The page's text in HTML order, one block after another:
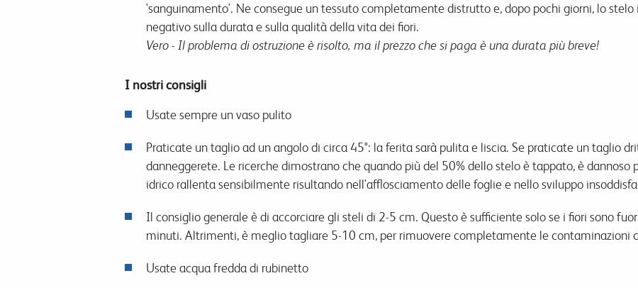
'sanguinamento'. Ne consegue un tessuto completamente distrutto e, dopo pochi giorni, lo
negativo sulla durata e sulla qualità della vita dei fiori.
Vero - Il problema di ostruzione è risolto, ma il prezzo che si paga è una durata più breve!
I nostri consigli
Usate sempre un vaso pulito
Praticate un taglio ad un angolo di circa 45°: la ferita sarà pulita e liscia. Se praticate un taglio
danneggerete. Le ricerche dimostrano che quando più del 50% dello stelo è tappato, è dannoso
idrico rallenta sensibilmente risultando nell'afflosciamento delle foglie e nello sviluppo
Il consiglio generale è di accorciare gli steli di 2-5 cm. Questo è sufficiente solo se i fiori sono
minuti. Altrimenti, è meglio tagliare 5-10 cm, per rimuovere completamente le contaminazioni
Usate acqua fredda di rubinetto